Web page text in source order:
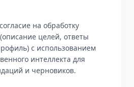
на обработку
целей, ответы
с использованием
интеллекта для
и черновиков.